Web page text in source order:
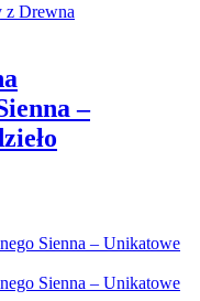
z Drewna
–